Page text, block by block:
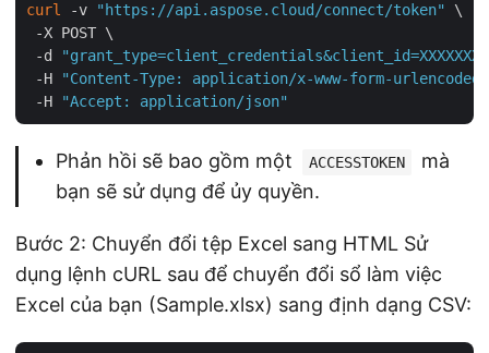
curl -v "https://api.aspose.cloud/connect/token"
\
-X POST \
-d
"grant_type=client_credentials&client_id=XXXXXXX-
-H
"Content-Type: application/x-www-form-urlencoded"
-H
"Accept: application/json"
Phản hồi sẽ bao gồm một ACCESSTOKEN
mà
bạn sẽ sử dụng để ủy quyền.
Bước 2: Chuyển đổi tệp Excel sang HTML Sử
dụng lệnh cURL sau để chuyển đổi sổ làm việc
Excel của bạn (Sample.xlsx) sang định dạng CSV: